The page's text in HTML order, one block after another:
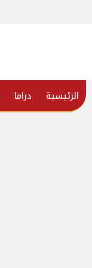
الرئيسية دراما